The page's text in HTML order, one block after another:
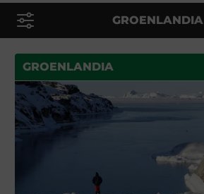
GROENLANDIA
GROENLANDIA